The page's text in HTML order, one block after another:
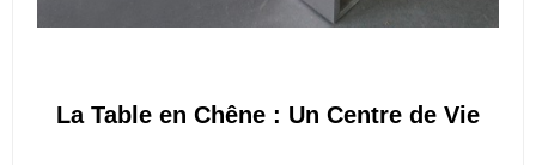
La Table en Chêne : Un Centre de Vie